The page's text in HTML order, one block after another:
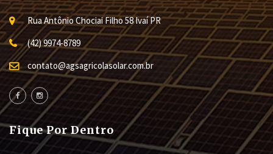
Rua Antônio Chociai Filho58IvaíPR
(42) 9974-8789
contato@agsagricolasolar.com.br
Fique Por Dentro